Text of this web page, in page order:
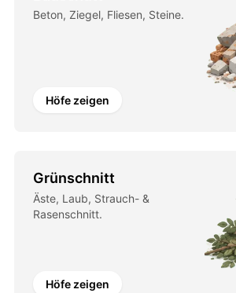
Beton, Ziegel, Fliesen, Steine.
Höfe zeigen
Grünschnitt
Äste, Laub, Strauch- &
Rasenschnitt.
Höfe zeigen